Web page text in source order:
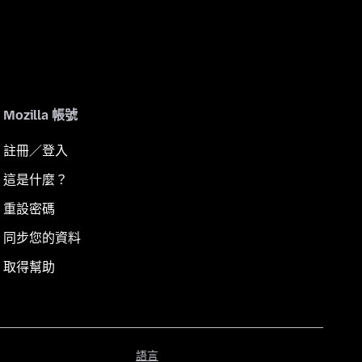
Mozilla 帳號
註冊／登入
這是什麼？
重設密碼
同步您的資料
取得幫助
語言